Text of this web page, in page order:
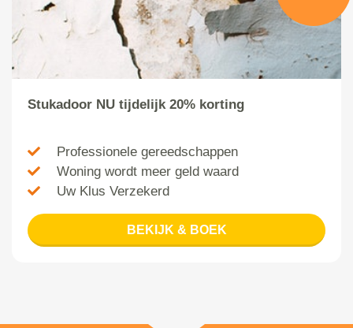
Stukadoor NU tijdelijk 20% korting
Professionele gereedschappen
Woning wordt meer geld waard
Uw Klus Verzekerd
BEKIJK & BOEK